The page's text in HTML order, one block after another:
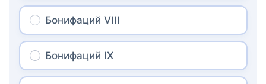
Бонифаций VIII
Бонифаций IX